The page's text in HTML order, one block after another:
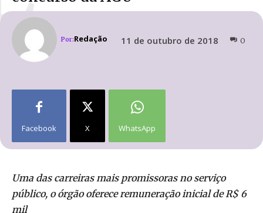
Por:Redação 11 de outubro de 2018 0
Facebook X WhatsApp
Uma das carreiras mais promissoras no serviço
público, o órgão oferece remuneração inicial de R$ 6
mil